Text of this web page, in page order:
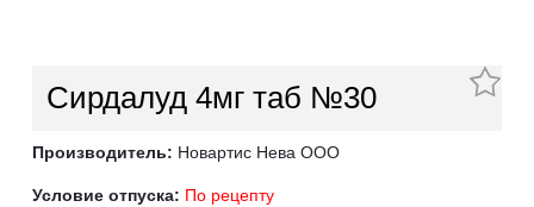
Сирдалуд 4мг таб №30
Производитель: Новартис Нева ООО
Условие отпуска: По рецепту